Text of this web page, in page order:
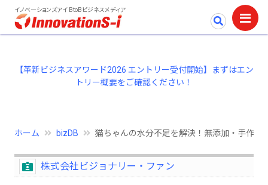
イノベーションズアイ BtoBビジネスメディア
【革新ビジネスアワード2026 エントリー受付開始】まずはエン
トリー概要をご確認ください！
ホーム bizDB 猫ちゃんの水分不足を解決！無添加・手作
株式会社ビジョナリー・ファン